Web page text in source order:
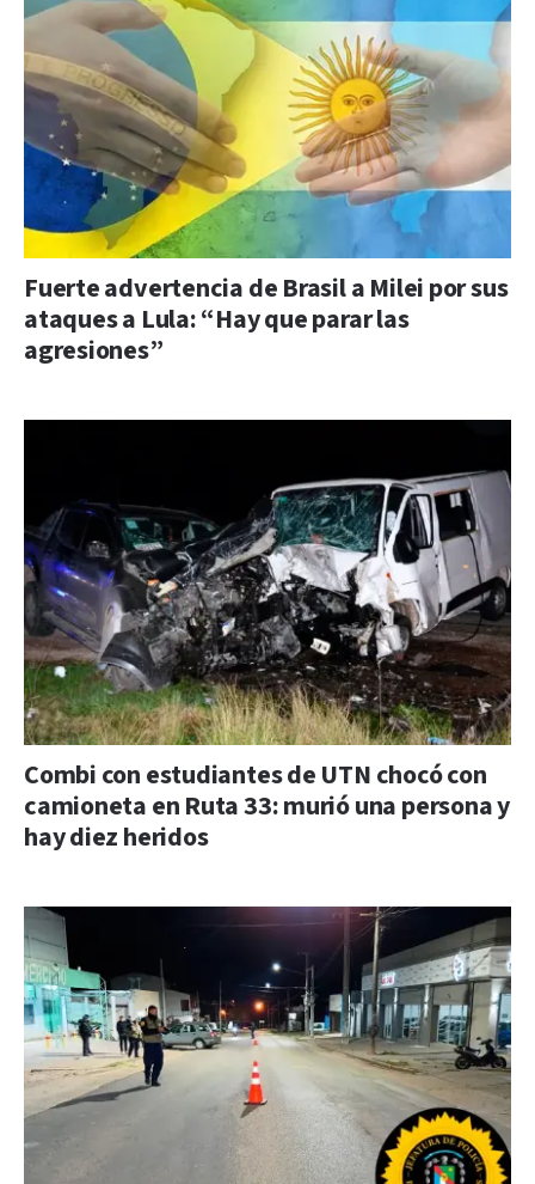
Fuerte advertencia de Brasil a Milei por sus
ataques a Lula: “Hay que parar las
agresiones”
Combi con estudiantes de UTN chocó con
camioneta en Ruta 33: murió una persona y
hay diez heridos